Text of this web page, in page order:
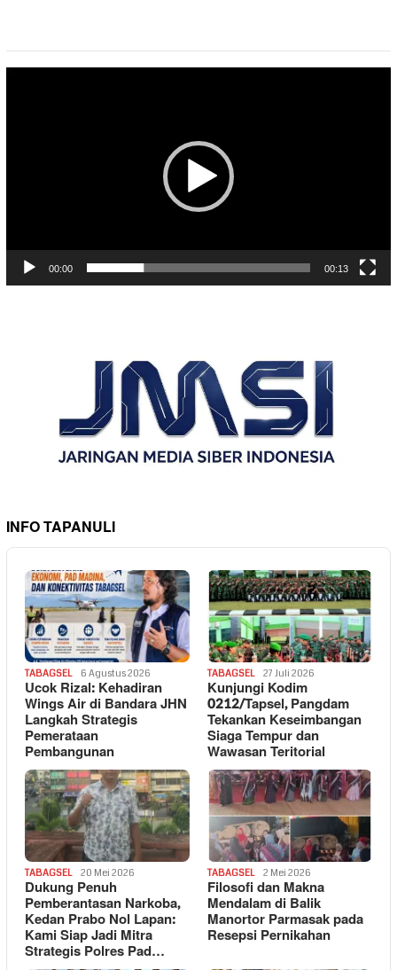
00:00 00:13
INFO TAPANULI
TABAGSEL 6 Agustus 2026
Ucok Rizal: Kehadiran
Wings Air di Bandara JHN
Langkah Strategis
Pemerataan
Pembangunan
TABAGSEL 27 Juli 2026
Kunjungi Kodim
0212/Tapsel, Pangdam
Tekankan Keseimbangan
Siaga Tempur dan
Wawasan Teritorial
TABAGSEL 20 Mei 2026
Dukung Penuh
Pemberantasan Narkoba,
Kedan Prabo Nol Lapan:
Kami Siap Jadi Mitra
Strategis Polres Pad…
TABAGSEL 2 Mei 2026
Filosofi dan Makna
Mendalam di Balik
Manortor Parmasak pada
Resepsi Pernikahan